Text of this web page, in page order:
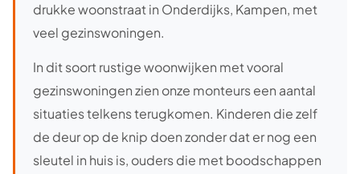
drukke woonstraat in Onderdijks, Kampen, met
veel gezinswoningen.
In dit soort rustige woonwijken met vooral
gezinswoningen zien onze monteurs een aantal
situaties telkens terugkomen. Kinderen die zelf
de deur op de knip doen zonder dat er nog een
sleutel in huis is, ouders die met boodschappen